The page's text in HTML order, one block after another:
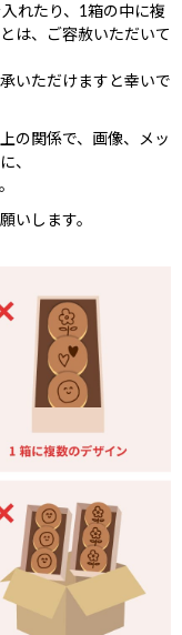
子ギ
れたり、1箱の中に複
は、ご容赦いただいて
いただけますと幸いで
の関係で、画像、メッ
、
いします。